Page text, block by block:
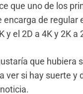
que uno de los
encarga de regular
y el 2D a 4K y 2K
que hubiera
ver si hay suerte y